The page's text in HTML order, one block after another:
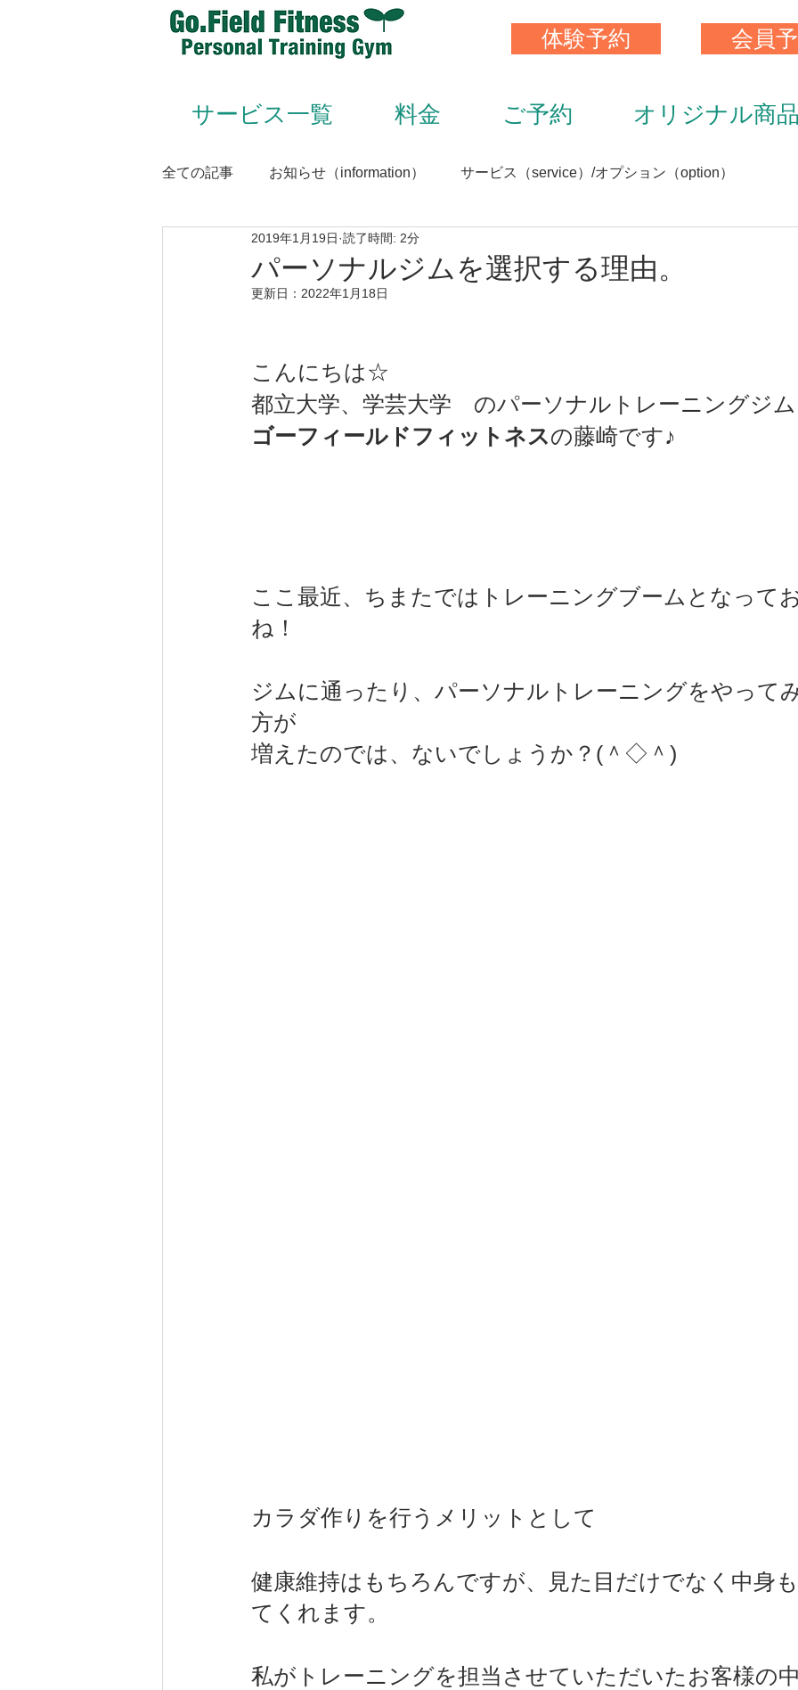
体験予約 会員
サービス一覧 料金 ご予約 オリジナル商品
全ての記事 お知らせ（information） サービス（service）/オプション（option）
Animal Flow（アニマルフロー）
トレーナー（trainer）／スタッフ（staff）
パーソナルジムを選択する理由。
2019年1月19日 読了時間: 2分
更新日： 2022年1月18日
こんにちは☆
都立大学、学芸大学　のパーソナルトレーニングジム
ゴーフィールドフィットネスの藤崎です♪
ここ最近、ちまたではトレーニングブームとなって
ね！
ジムに通ったり、パーソナルトレーニングをやって
方が
増えたのでは、ないでしょうか？(＾◇＾)
カラダ作りを行うメリットとして
健康維持はもちろんですが、見た目だけでなく中身
てくれます。
私がトレーニングを担当させていただいたお客様の